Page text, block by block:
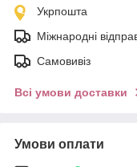
Укрпошта
Міжнародні
Самовивіз
Всі умови доставки
Умови оплати